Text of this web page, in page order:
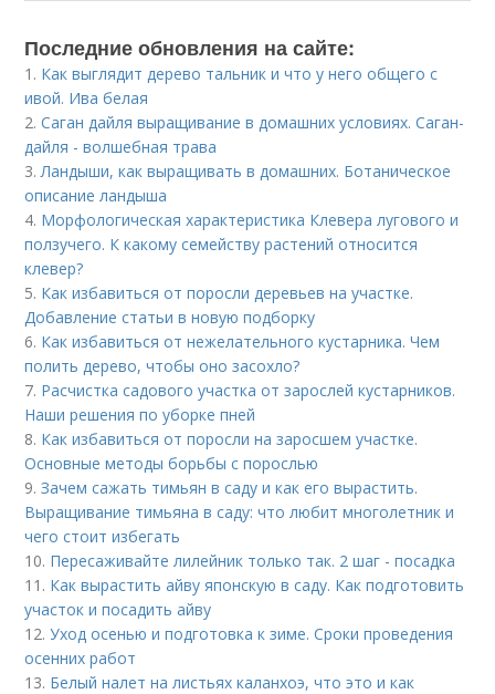
Последние обновления на сайте:
1. Как выглядит дерево тальник и что у него общего с
ивой. Ива белая
2.Саган дайля выращивание в домашних условиях. Саган-
дайля - волшебная трава
3. Ландыши, как выращивать в домашних. Ботаническое
описание ландыша
4. Морфологическая характеристика Клевера лугового и
ползучего. К какому семейству растений относится
клевер?
5. Как избавиться от поросли деревьев на участке.
Добавление статьи в новую подборку
6. Как избавиться от нежелательного кустарника. Чем
полить дерево, чтобы оно засохло?
7. Расчистка садового участка от зарослей кустарников.
Наши решения по уборке пней
8. Как избавиться от поросли на заросшем участке.
Основные методы борьбы с порослью
9.Зачем сажать тимьян в саду и как его вырастить.
Выращивание тимьяна в саду: что любит многолетник и
чего стоит избегать
10. Пересаживайте лилейник только так. 2 шаг - посадка
11. Как вырастить айву японскую в саду. Как подготовить
участок и посадить айву
12.Уход осенью и подготовка к зиме. Сроки проведения
осенних работ
13. Белый налет на листьях каланхоэ, что это и как